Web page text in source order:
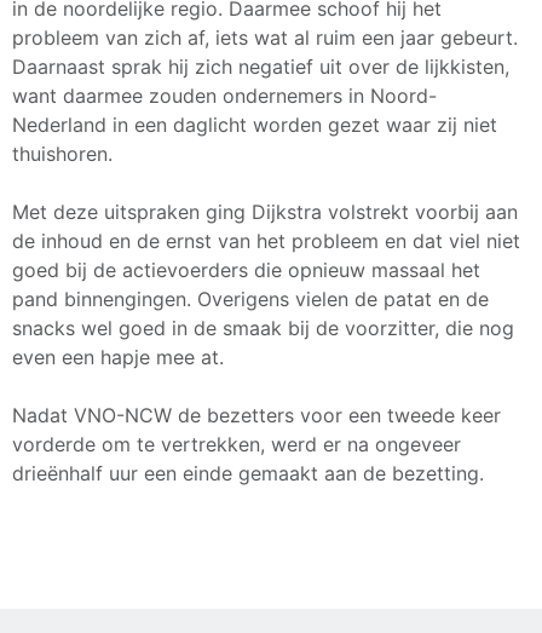
in de noordelijke regio. Daarmee schoof hij het
probleem van zich af, iets wat al ruim een jaar gebeurt.
Daarnaast sprak hij zich negatief uit over de lijkkisten,
want daarmee zouden ondernemers in Noord-
Nederland in een daglicht worden gezet waar zij niet
thuishoren.
Met deze uitspraken ging Dijkstra volstrekt voorbij aan
de inhoud en de ernst van het probleem en dat viel niet
goed bij de actievoerders die opnieuw massaal het
pand binnengingen. Overigens vielen de patat en de
snacks wel goed in de smaak bij de voorzitter, die nog
even een hapje mee at.
Nadat VNO-NCW de bezetters voor een tweede keer
vorderde om te vertrekken, werd er na ongeveer
drieënhalf uur een einde gemaakt aan de bezetting.